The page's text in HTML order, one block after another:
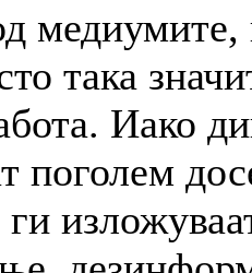
така
Иако
поголем